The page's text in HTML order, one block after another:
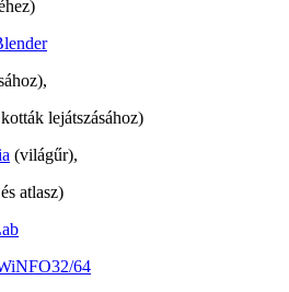
lejátszásához)
(világűr),
atlasz)
64